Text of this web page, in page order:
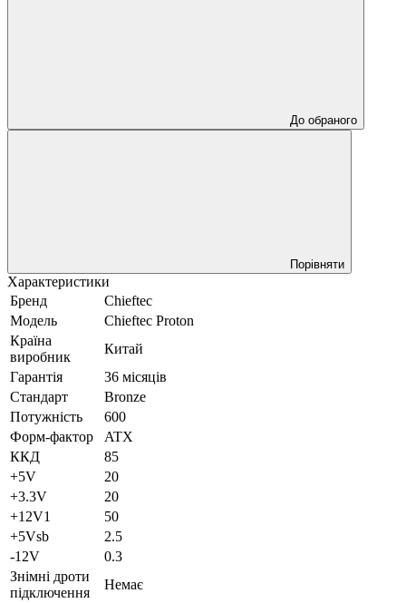
До обраного
Порівняти
Характеристики
Бренд
Chieftec
Модель
Chieftec Proton
Країна
виробник
Китай
Гарантія
36 місяців
Стандарт
Bronze
Потужність
600
Форм-фактор
ATX
ККД
85
+5V
20
+3.3V
20
+12V1
50
+5Vsb
2.5
-12V
0.3
Знімні дроти
підключення
Немає